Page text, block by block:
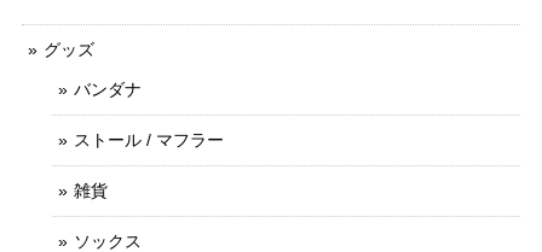
グッズ
バンダナ
ストール / マフラー
雑貨
ソックス